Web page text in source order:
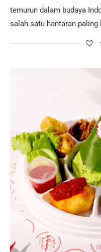
temurun dalam budaya
salah satu hantaran paling